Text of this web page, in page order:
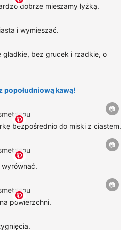
dobrze mieszamy łyżką.
i wymieszać.
bez grudek i rzadkie, o
popołudniową kawą!
bezpośrednio do miski z ciastem.
wyrównać.
powierzchni.